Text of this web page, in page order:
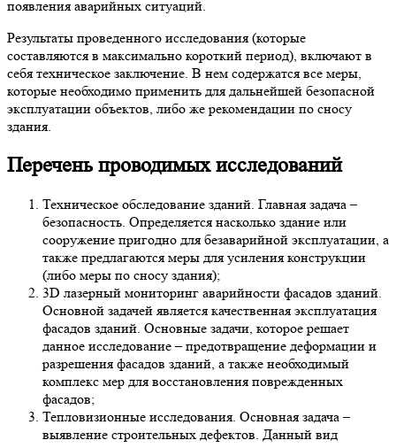
появления аварийных ситуаций.
Результаты проведенного исследования (которые
составляются в максимально короткий период), включают в
себя техническое заключение. В нем содержатся все меры,
которые необходимо применить для дальнейшей безопасной
эксплуатации объектов, либо же рекомендации по сносу
здания.
Перечень проводимых исследований
Техническое обследование зданий. Главная задача –
безопасность. Определяется насколько здание или
сооружение пригодно для безаварийной эксплуатации, а
также предлагаются меры для усиления конструкции
(либо меры по сносу здания);
3D лазерный мониторинг аварийности фасадов зданий.
Основной задачей является качественная эксплуатация
фасадов зданий. Основные задачи, которое решает
данное исследование – предотвращение деформации и
разрешения фасадов зданий, а также необходимый
комплекс мер для восстановления поврежденных
фасадов;
Тепловизионные исследования. Основная задача –
выявление строительных дефектов. Данный вид